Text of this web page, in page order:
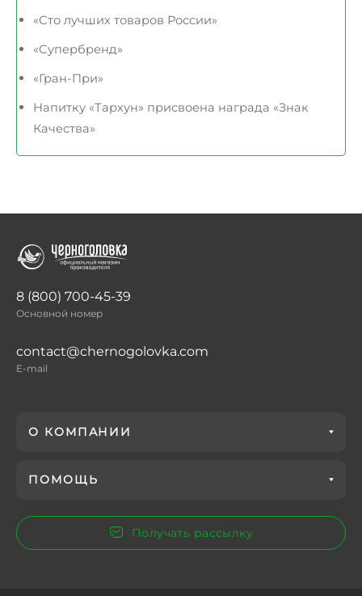
«Сто лучших товаров России»
«Супербренд»
«Гран-При»
Напитку «Тархун» присвоена награда «Знак
Качества»
8 (800) 700-45-39
Основной номер
contact@chernogolovka.com
E-mail
О КОМПАНИИ
ПОМОЩЬ
Получать рассылку